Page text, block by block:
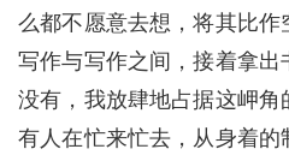
么都不愿意去想，将其比
写作与写作之间，接着拿
没有，我放肆地占据这岬
有人在忙来忙去，从身着